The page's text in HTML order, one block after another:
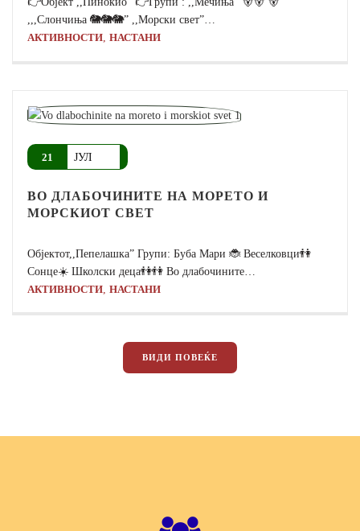
,,,Слончиња 🐘🐘🐘” ,,Морски свет”…
АКТИВНОСТИ, НАСТАНИ
21 ЈУЛ
ВО ДЛАБОЧИНИТЕ НА МОРЕТО И
МОРСКИОТ СВЕТ
Објектот,,Пепелашка” Групи: Буба Мари 🐞 Веселковци👫
Сонце☀️ Школски деца👫👫 Во длабочините…
АКТИВНОСТИ, НАСТАНИ
ВИДИ ПОВЕЌЕ